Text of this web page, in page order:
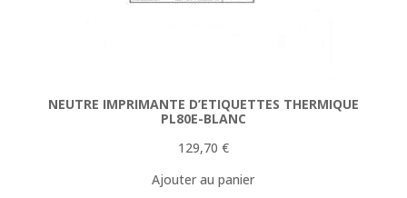
NEUTRE IMPRIMANTE D’ETIQUETTES THERMIQUE
PL80E-BLANC
129,70 €
Ajouter au panier